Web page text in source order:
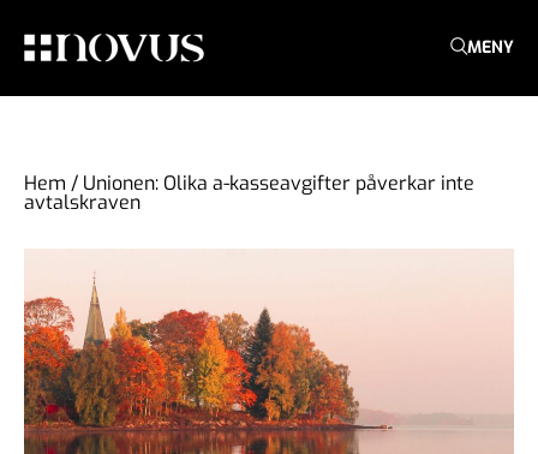
MENY
Hem / Unionen: Olika a-kasseavgifter påverkar inte
avtalskraven